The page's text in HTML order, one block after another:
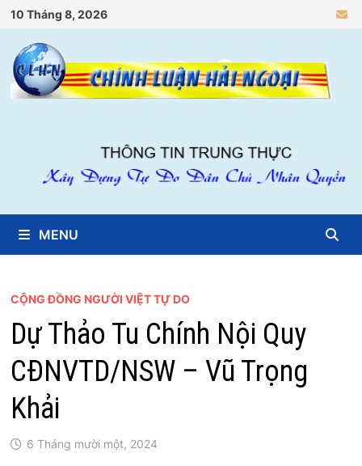
Skip
to
content
10 Tháng 8, 2026
MENU
CỘNG ĐỒNG NGƯỜI VIỆT TỰ DO
Dự Thảo Tu Chính Nội Quy
CĐNVTD/NSW – Vũ Trọng
Khải
6 Tháng mười một, 2024